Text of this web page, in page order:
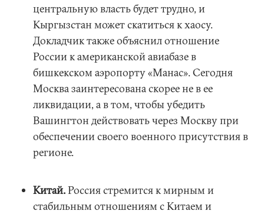
центральную власть будет трудно, и
Кыргызстан может скатиться к хаосу.
Докладчик также объяснил отношение
России к американской авиабазе в
бишкекском аэропорту «Манас». Сегодня
Москва заинтересована скорее не в ее
ликвидации, а в том, чтобы убедить
Вашингтон действовать через Москву при
обеспечении своего военного присутствия в
регионе.
Китай.Россия стремится к мирным и
стабильным отношениям с Китаем и